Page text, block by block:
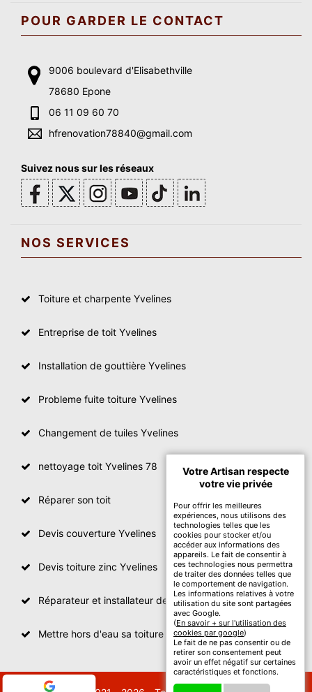
POUR GARDER LE CONTACT
9006 boulevard d'Elisabethville
78680 Epone
06 11 09 60 70
hfrenovation78840@gmail.com
Suivez nous sur les réseaux
NOS SERVICES
Toiture et charpente Yvelines
Entreprise de toit Yvelines
Installation de gouttière Yvelines
Probleme fuite toiture Yvelines
Changement de tuiles Yvelines
nettoyage toit Yvelines 78
Réparer son toit
Devis couverture Yvelines
Devis toiture zinc Yvelines
Réparateur et installateur de fenetre de toit Yvelines
Mettre hors d'eau sa toiture Yvelines
Votre Artisan respecte
votre vie privée
Pour offrir les meilleures
expériences, nous utilisons des
technologies telles que les
cookies pour stocker et/ou
accéder aux informations des
appareils. Le fait de consentir à
ces technologies nous permettra
de traiter des données telles que
le comportement de navigation.
Les informations relatives à votre
utilisation du site sont partagées
avec Google.
(En savoir + sur l'utilisation des
cookies par google)
Le fait de ne pas consentir ou de
retirer son consentement peut
avoir un effet négatif sur certaines
caractéristiques et fonctions.